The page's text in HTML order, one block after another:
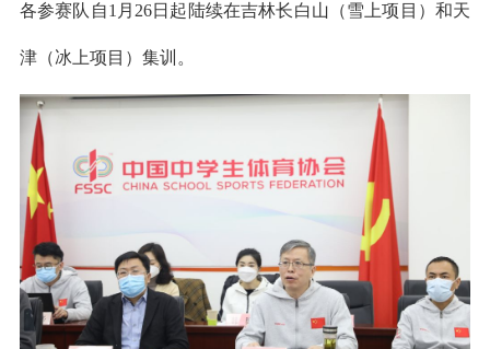
各参赛队自1月26日起陆续在吉林长白山（雪上项目）和天
津（冰上项目）集训。